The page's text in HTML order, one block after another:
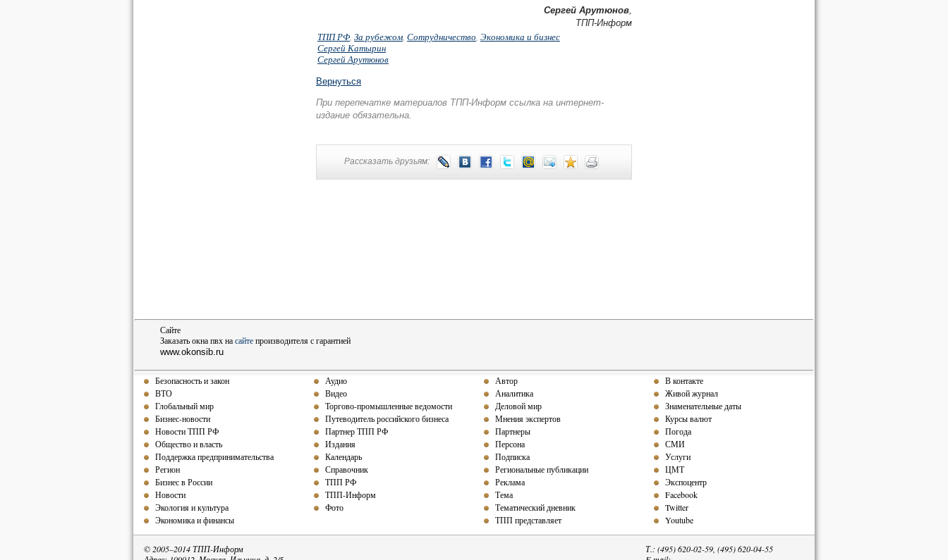
Сергей Арутюнов,
ТПП-Информ
ТПП РФ, За рубежом, Сотрудничество, Экономика и бизнес
Сергей Катырин
Сергей Арутюнов
Вернуться
При перепечатке материалов ТПП-Информ ссылка на интернет-
издание обязательна.
Рассказать друзьям:
Сайте
Заказать окна пвх насайтепроизводителя с гарантией
www.okonsib.ru
Безопасность и закон
ВТО
Глобальный мир
Бизнес-новости
Новости ТПП РФ
Общество и власть
Поддержка предпринимательства
Регион
Бизнес в России
Новости
Экология и культура
Экономика и финансы
Аудио
Видео
Торгово-промышленные ведомости
Путеводитель российского бизнеса
Партнер ТПП РФ
Издания
Календарь
Справочник
ТПП РФ
ТПП-Информ
Фото
Автор
Аналитика
Деловой мир
Мнения экспертов
Партнеры
Персона
Подписка
Региональные публикации
Реклама
Тема
Тематический дневник
ТПП представляет
В контакте
Живой журнал
Знаменательные даты
Курсы валют
Погода
СМИ
Услуги
ЦМТ
Экспоцентр
Facebook
Twitter
Youtube
© 2005–2014 ТПП-Информ
Т.: (495) 620-02-59, (495) 620-04-55